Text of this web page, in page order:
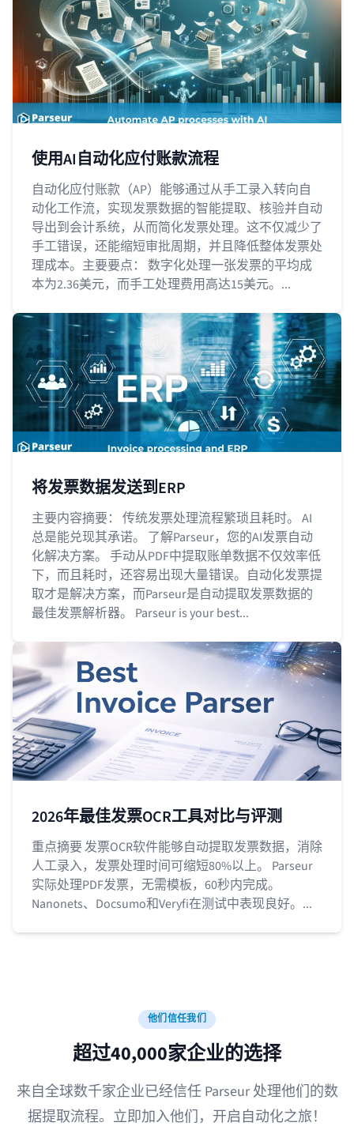
使用AI自动化应付账款流程
自动化应付账款（AP）能够通过从手工录入转向自
动化工作流，实现发票数据的智能提取、核验并自动
导出到会计系统，从而简化发票处理。这不仅减少了
手工错误，还能缩短审批周期，并且降低整体发票处
理成本。主要要点： 数字化处理一张发票的平均成
本为2.36美元，而手工处理费用高达15美元。...
将发票数据发送到ERP
主要内容摘要： 传统发票处理流程繁琐且耗时。 AI
总是能兑现其承诺。 了解Parseur，您的AI发票自动
化解决方案。 手动从PDF中提取账单数据不仅效率低
下，而且耗时，还容易出现大量错误。自动化发票提
取才是解决方案，而Parseur是自动提取发票数据的
最佳发票解析器。 Parseur is your best...
2026年最佳发票OCR工具对比与评测
重点摘要 发票OCR软件能够自动提取发票数据，消除
人工录入，发票处理时间可缩短80%以上。 Parseur
实际处理PDF发票，无需模板，60秒内完成。
Nanonets、Docsumo和Veryfi在测试中表现良好。...
他们信任我们
超过40,000家企业的选择
来自全球数千家企业已经信任 Parseur 处理他们的数
据提取流程。立即加入他们，开启自动化之旅！